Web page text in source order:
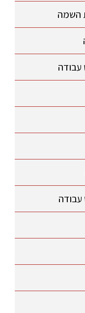
השמה
עבודה
עבודה